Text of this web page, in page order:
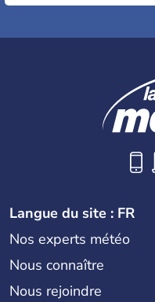
Langue du site : FR
Nos experts météo
Nous connaître
Nous rejoindre